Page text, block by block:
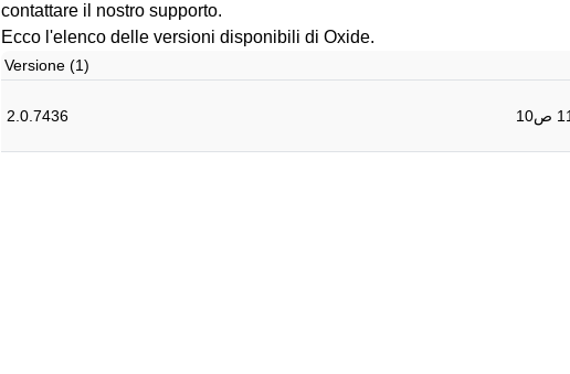
contattare il nostro supporto.
Ecco l'elenco delle versioni disponibili di Oxide.
Versione (1)
2.0.7436